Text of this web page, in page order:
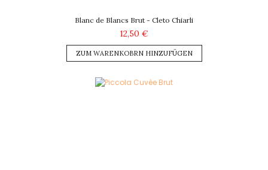
Blanc de Blancs Brut - Cleto Chiarli
12,50 €
ZUM WARENKOBRN HINZUFÜGEN